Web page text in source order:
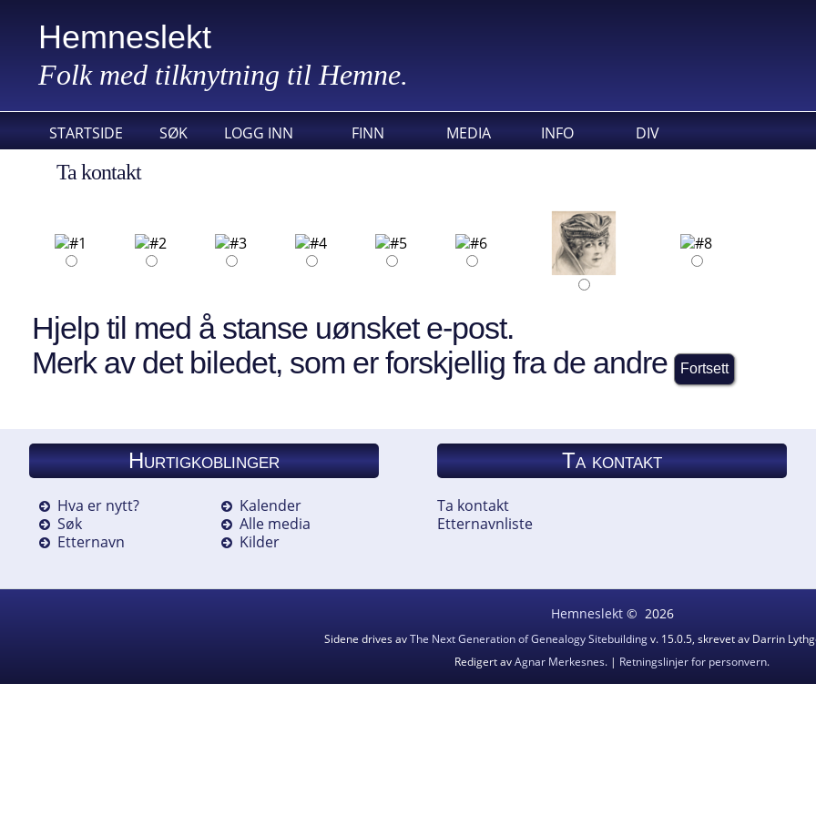
Hemneslekt
Folk med tilknytning til Hemne.
STARTSIDE SØK LOGG INN FINN MEDIA INFO DIV
Ta kontakt
Hjelp til med å stanse uønsket e-post.
Merk av det biledet, som er forskjellig fra de andre
Hurtigkoblinger
Hva er nytt?
Søk
Etternavn
Kalender
Alle media
Kilder
Ta kontakt
Ta kontakt
Etternavnliste
Hemneslekt© 2026
Sidene drives avThe Next Generation of Genealogy Sitebuildingv. 15.0.5, skrevet av Darrin
Redigert avAgnar Merkesnes. | Retningslinjer for personvern.